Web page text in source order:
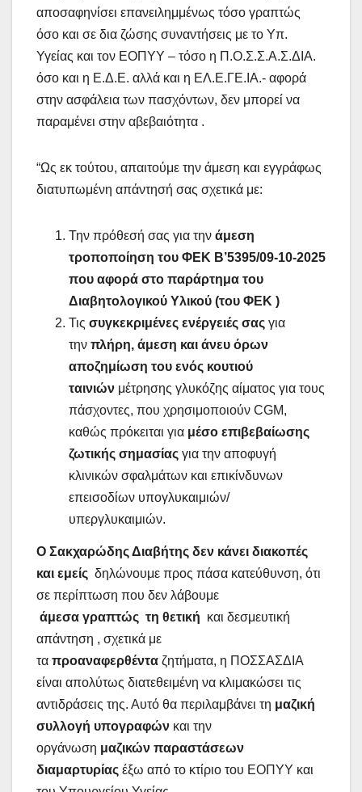
αποσαφηνίσει επανειλημμένως τόσο γραπτώς
όσο και σε δια ζώσης συναντήσεις με το Υπ.
Υγείας και τον ΕΟΠΥΥ – τόσο η Π.Ο.Σ.Σ.Α.Σ.ΔΙΑ.
όσο και η Ε.Δ.Ε. αλλά και η ΕΛ.Ε.ΓΕ.ΙΑ.- αφορά
στην ασφάλεια των πασχόντων, δεν μπορεί να
παραμένει στην αβεβαιότητα .
“Ως εκ τούτου, απαιτούμε την άμεση και εγγράφως
διατυπωμένη απάντησή σας σχετικά με:
Την πρόθεσή σας για την άμεση
τροποποίηση του ΦΕΚ Β’5395/09-10-2025
που αφορά στο παράρτημα του
Διαβητολογικού Υλικού (του ΦΕΚ )
Τις συγκεκριμένες ενέργειές σας για
την πλήρη, άμεση και άνευ όρων
αποζημίωση του ενός κουτιού
ταινιών μέτρησης γλυκόζης αίματος για τους
πάσχοντες, που χρησιμοποιούν CGM,
καθώς πρόκειται για μέσο επιβεβαίωσης
ζωτικής σημασίας για την αποφυγή
κλινικών σφαλμάτων και επικίνδυνων
επεισοδίων υπογλυκαιμιών/
υπεργλυκαιμιών.
Ο Σακχαρώδης Διαβήτης δεν κάνει διακοπές
και εμείς δηλώνουμε προς πάσα κατεύθυνση, ότι
σε περίπτωση που δεν λάβουμε
άμεσα γραπτώς τη θετική και δεσμευτική
απάντηση , σχετικά με
τα προαναφερθέντα ζητήματα, η ΠΟΣΣΑΣΔΙΑ
είναι απολύτως διατεθειμένη να κλιμακώσει τις
αντιδράσεις της. Αυτό θα περιλαμβάνει τη μαζική
συλλογή υπογραφών και την
οργάνωση μαζικών παραστάσεων
διαμαρτυρίας έξω από το κτίριο του ΕΟΠΥΥ και